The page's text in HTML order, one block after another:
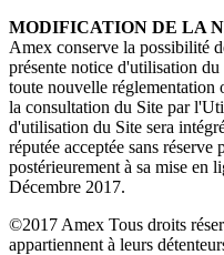
MODIFICATION DE LA
Amex conserve la possibilité
présente notice d'utilisation
toute nouvelle
la consultation du Site par
d'utilisation du Site sera
réputée acceptée sans
postérieurement à sa mise en
Décembre 2017.
©2017 Amex Tous droits
appartiennent à leurs